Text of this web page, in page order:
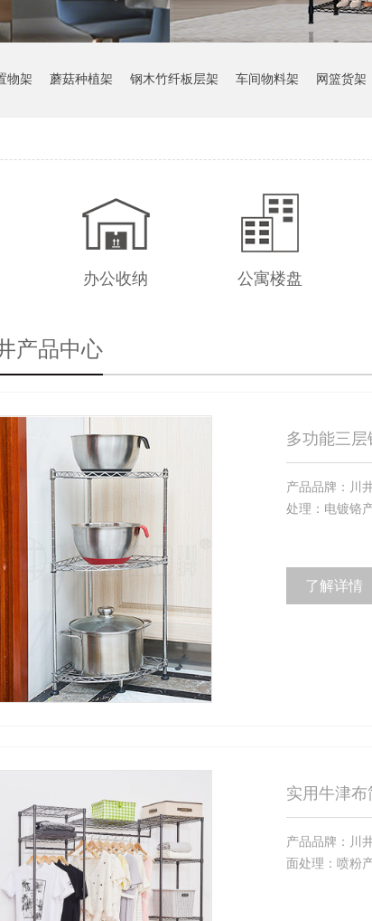
物架 蘑菇种植架 钢木竹纤板层架 车间物料架 网篮货架
办公收纳 公寓楼盘
产品中心
多功能三
产品品牌：川
处理：电镀铬
了解详情
实用牛津
产品品牌：川
面处理：喷粉